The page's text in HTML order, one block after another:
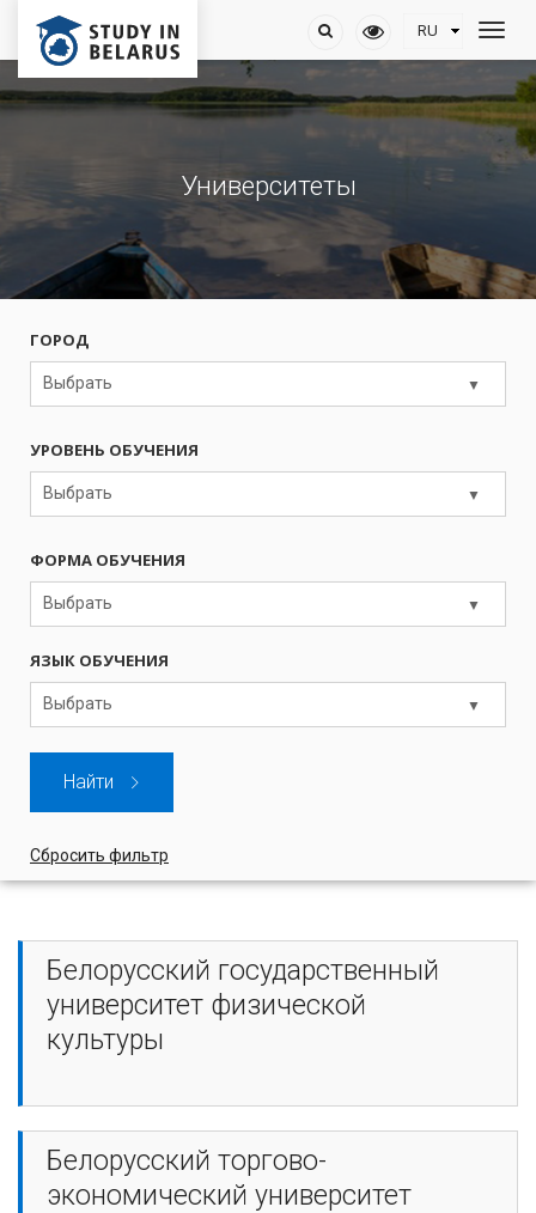
Университеты
ГОРОД
Выбрать
УРОВЕНЬ ОБУЧЕНИЯ
Выбрать
ФОРМА ОБУЧЕНИЯ
Выбрать
ЯЗЫК ОБУЧЕНИЯ
Выбрать
Найти
Сбросить фильтр
Белорусский государственный
университет физической
культуры
Белорусский торгово-
экономический университет